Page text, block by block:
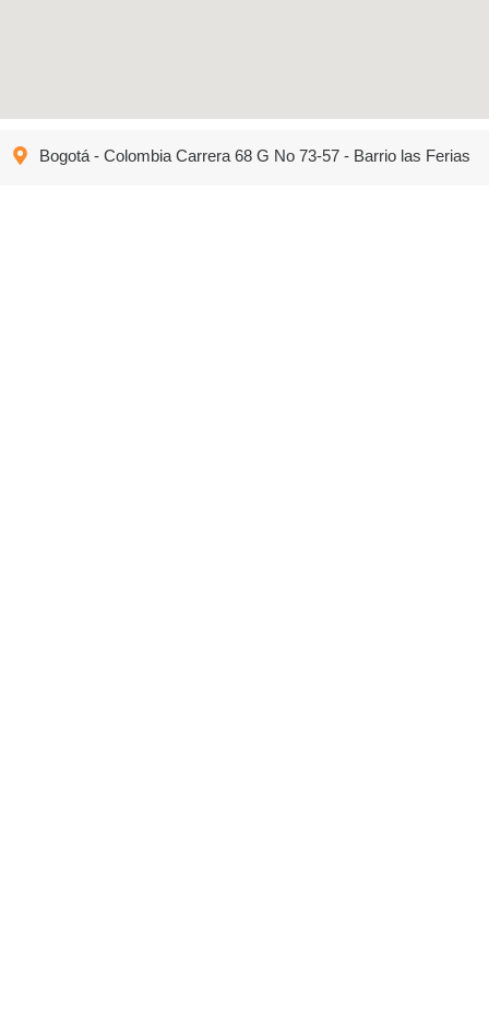
Bogotá - Colombia Carrera 68 G No 73-57 - Barrio las Ferias